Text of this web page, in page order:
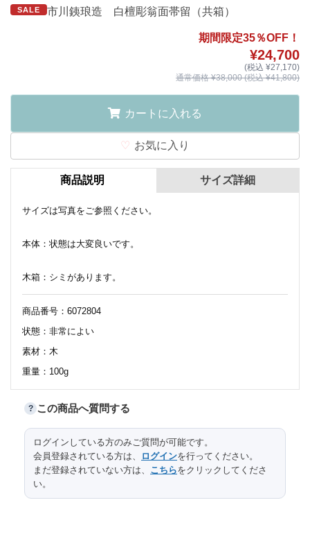
SALE 市川銕琅造 白檀彫翁面帯留（共箱）
期間限定35％OFF！
¥24,700
(税込 ¥27,170)
通常価格 ¥38,000 (税込 ¥41,800)
カートに入れる
お気に入り
商品説明
サイズは写真をご参照ください。
本体：状態は大変良いです。
木箱：シミがあります。
商品番号：6072804
状態：非常によい
素材：木
重量：100g
サイズ詳細
? この商品へ質問する
ログインしている方のみご質問が可能です。
会員登録されている方は、
ログインを行ってください。
まだ登録されていない方は、 こちらをクリックしてくださ
い。